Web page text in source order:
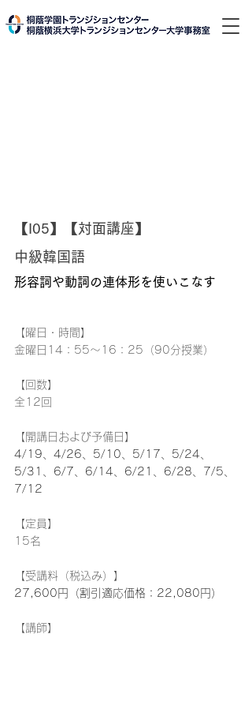
【I05】【対面講座】
中級韓国語
形容詞や動詞の連体形を使いこなす
【曜日・時間】
金曜日 14：55～16：25 （90分授業）
【回数】
全12回
【開講日および予備日】
4/19、4/26、5/10、5/17、5/24、
5/31、6/7、6/14、6/21、6/28、7/5、
7/12
【定員】
15名
【受講料（税込み）】
27,600円（割引適応価格：22,080円）
【講師】